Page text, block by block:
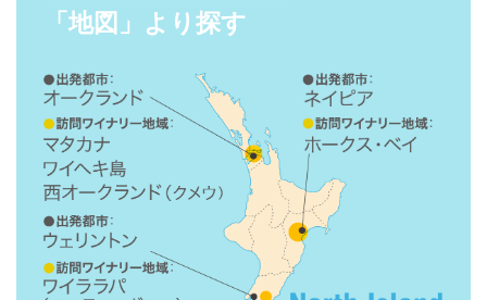
「地図」より探す